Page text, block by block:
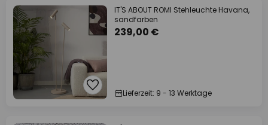
IT'S ABOUT ROMI Stehleuchte Havana,
sandfarben
239,00 €
Lieferzeit: 9 - 13 Werktage